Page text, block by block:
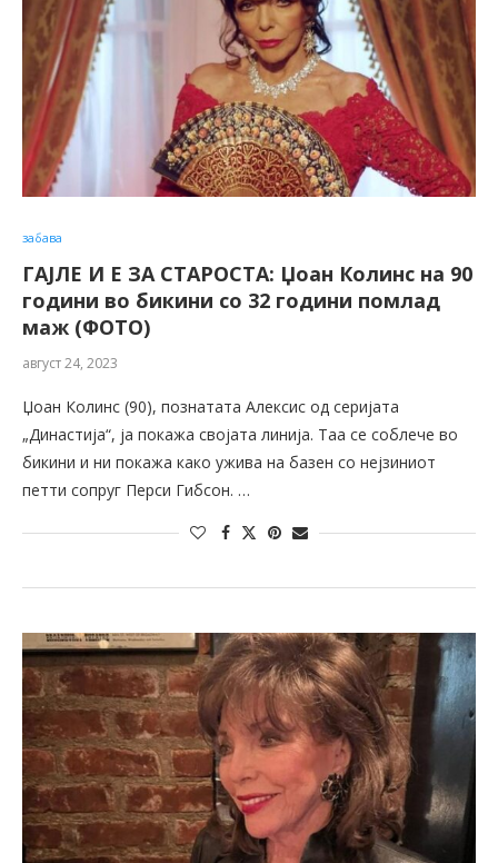
забава
ГАЈЛЕ И Е ЗА СТАРОСТА: Џоан Колинс на 90
години во бикини со 32 години помлад
маж (ФОТО)
август 24, 2023
Џоан Колинс (90), познатата Алексис од серијата
„Династија“, ја покажа својата линија. Таа се соблече во
бикини и ни покажа како ужива на базен со нејзиниот
петти сопруг Перси Гибсон. …